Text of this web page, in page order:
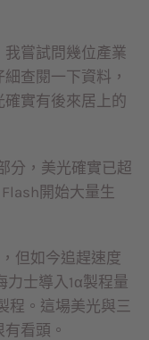
嘗試問幾位產業
查閱一下資料，
實有後來居上的
分，美光確實已超
開始大量生
但如今追趕速度
力士導入1α製程量
程。這場美光與三
看頭。